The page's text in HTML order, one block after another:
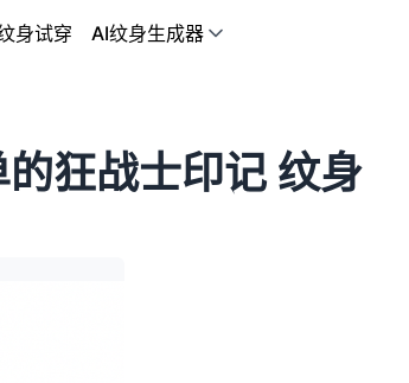
身试穿 AI纹身生成器
狂战士印记 纹身